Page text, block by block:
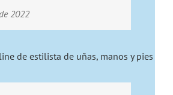
2022
de estilista de uñas, manos y pies